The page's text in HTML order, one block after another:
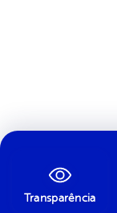
Transparência